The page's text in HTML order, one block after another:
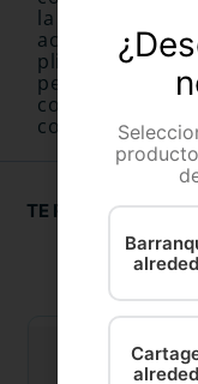
la seguridad
actividades
pliegan y se
perfectamente
cojines con
comodidad.
TE